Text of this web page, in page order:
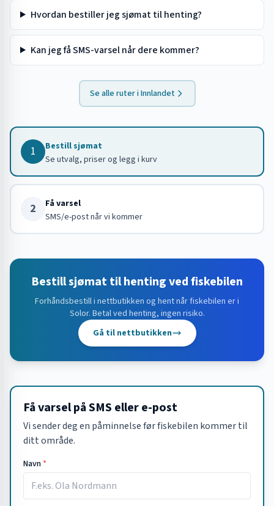
Hvordan bestiller jeg sjømat til henting?
Kan jeg få SMS-varsel når dere kommer?
Se alle ruter iInnlandet
1
Bestill sjømat
Se utvalg, priser og legg i kurv
2
Få varsel
SMS/e-post når vi kommer
Bestill sjømat til henting ved fiskebilen
Forhåndsbestill i nettbutikken og hent når fiskebilen er i
Solor. Betal ved henting, ingen risiko.
Gå til nettbutikken
Få varsel på SMS eller e-post
Vi sender deg en påminnelse før fiskebilen kommer til
ditt område.
Navn *